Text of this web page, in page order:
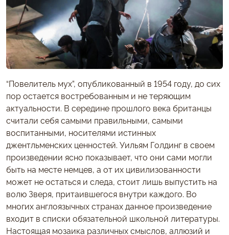
“Повелитель мух”, опубликованный в 1954 году, до сих
пор остается востребованным и не теряющим
актуальности. В середине прошлого века британцы
считали себя самыми правильными, самыми
воспитанными, носителями истинных
джентльменских ценностей. Уильям Голдинг в своем
произведении ясно показывает, что они сами могли
быть на месте немцев, а от их цивилизованности
может не остаться и следа, стоит лишь выпустить на
волю Зверя, притаившегося внутри каждого. Во
многих англоязычных странах данное произведение
входит в списки обязательной школьной литературы.
Настоящая мозаика различных смыслов, аллюзий и